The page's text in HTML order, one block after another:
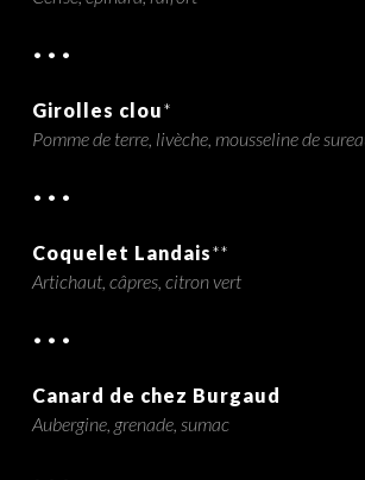
• • •
Girolles clou*
Pomme de terre, livèche, mousseline de
• • •
Coquelet Landais**
Artichaut, câpres, citron vert
• • •
Canard de chez Burgaud
Aubergine, grenade, sumac